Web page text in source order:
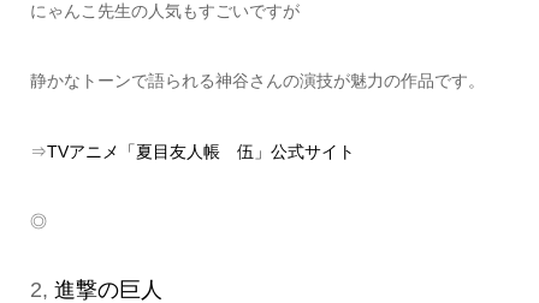
にゃんこ先生の人気もすごいですが
静かなトーンで語られる神谷さんの演技が魅力の作品です。
⇒TVアニメ「夏目友人帳 伍」公式サイト
◎
2, 進撃の巨人